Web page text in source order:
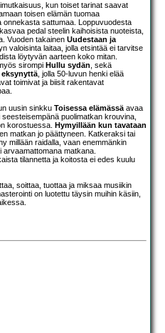
kun toiset tarinat saavat
toisen elämän tuomaa
onnekasta sattumaa. Loppuvuodesta
kasvaa pedal steelin kaihoisista nuoteista,
Vuoden takainen Uudestaan ja
valoisinta laitaa, jolla etsintää ei tarvitse
löytyvän aarteen koko mitan.
sirompi Hullu sydän, sekä
eksynyttä, jolla 50-luvun henki elää
toimivat ja biisit rakentavat
uusin sinkku Toisessa elämässäavaa
puolimatkan krouvina,
korostuessa. Hymyillään kun tavataan
matkan jo päättyneen. Katkeraksi tai
millään raidalla, vaan enemmänkin
arvaamattomana matkana.
tilannetta ja koitosta ei edes kuulu
soittaa, tuottaa ja miksaa musiikin
on luotettu täysin muihin käsiin,